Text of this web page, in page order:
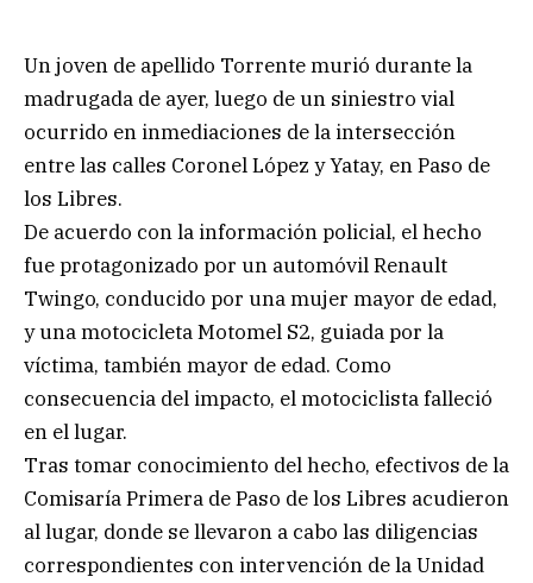
Un joven de apellido Torrente murió durante la
madrugada de ayer, luego de un siniestro vial
ocurrido en inmediaciones de la intersección
entre las calles Coronel López y Yatay, en Paso de
los Libres.
De acuerdo con la información policial, el hecho
fue protagonizado por un automóvil Renault
Twingo, conducido por una mujer mayor de edad,
y una motocicleta Motomel S2, guiada por la
víctima, también mayor de edad. Como
consecuencia del impacto, el motociclista falleció
en el lugar.
Tras tomar conocimiento del hecho, efectivos de la
Comisaría Primera de Paso de los Libres acudieron
al lugar, donde se llevaron a cabo las diligencias
correspondientes con intervención de la Unidad